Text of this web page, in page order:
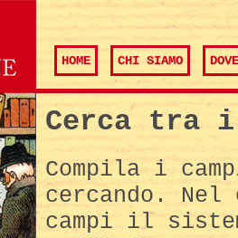
HOME CHI SIAMO
Cerca tra
Compila i
cercando.
campi il